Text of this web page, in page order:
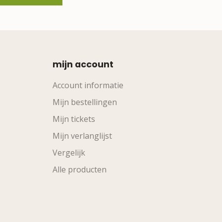
mijn account
Account informatie
Mijn bestellingen
Mijn tickets
Mijn verlanglijst
Vergelijk
Alle producten